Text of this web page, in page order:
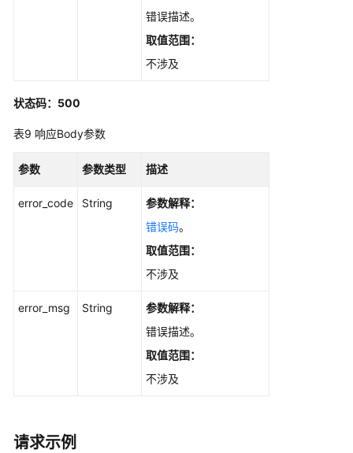
错误描述。
取值范围：
不涉及
状态码：500
表9 响应Body参数
参数 参数类型 描述
error_code String
参数解释：
错误码。
取值范围：
不涉及
error_msg String
参数解释：
错误描述。
取值范围：
不涉及
请求示例